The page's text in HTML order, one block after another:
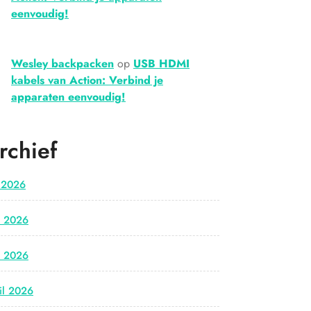
eenvoudig!
Wesley backpacken op USB HDMI
kabels van Action: Verbind je
apparaten eenvoudig!
2026
2026
2026